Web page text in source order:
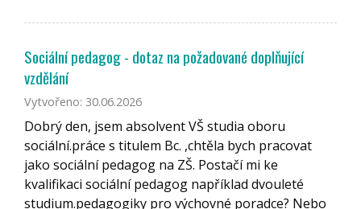
Sociální pedagog - dotaz na požadované doplňující
vzdělání
Vytvořeno: 30.06.2026
Dobrý den, jsem absolvent VŠ studia oboru
sociální.práce s titulem Bc. ,chtěla bych pracovat
jako sociální pedagog na ZŠ. Postačí mi ke
kvalifikaci sociální pedagog například dvouleté
studium.pedagogiky pro výchovné poradce? Nebo